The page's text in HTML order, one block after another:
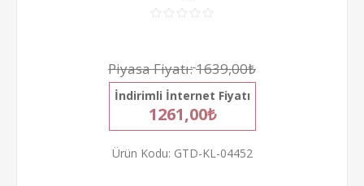
Piyasa Fiyatı:1639,00₺
İndirimli İnternet Fiyatı
1261,00₺
Ürün Kodu: GTD-KL-04452